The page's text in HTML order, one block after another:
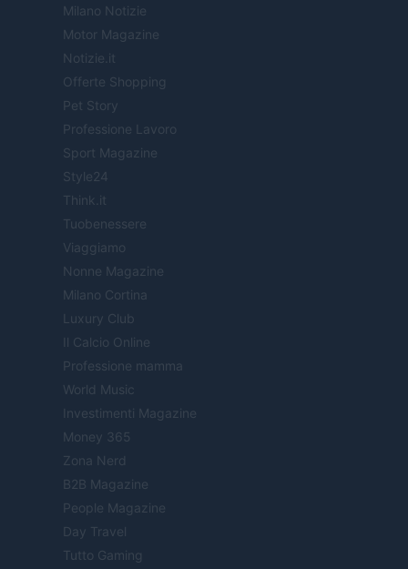
Milano Notizie
Motor Magazine
Notizie.it
Offerte Shopping
Pet Story
Professione Lavoro
Sport Magazine
Style24
Think.it
Tuobenessere
Viaggiamo
Nonne Magazine
Milano Cortina
Luxury Club
Il Calcio Online
Professione mamma
World Music
Investimenti Magazine
Money 365
Zona Nerd
B2B Magazine
People Magazine
Day Travel
Tutto Gaming